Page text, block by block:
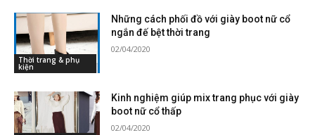
Thời trang & phụ
kiện
Những cách phối đồ với giày boot nữ cổ
ngắn đế bệt thời trang
02/04/2020
Kinh nghiệm giúp mix trang phục với giày
boot nữ cổ thấp
02/04/2020